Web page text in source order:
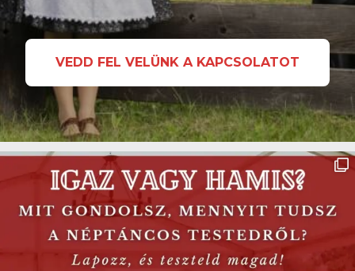
VEDD FEL VELÜNK A KAPCSOLATOT